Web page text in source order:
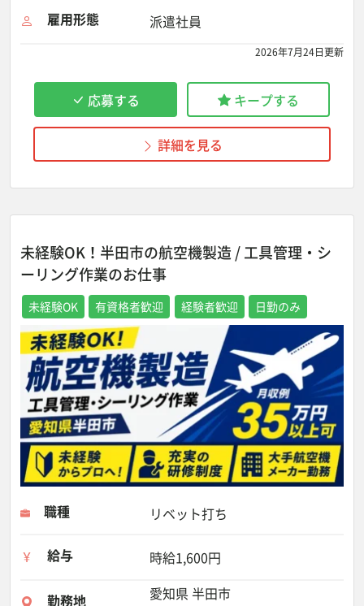
雇用形態 派遣社員
2026年7月24日更新
応募する キープする
詳細を見る
未経験OK！半田市の航空機製造 / 工具管理・シ
ーリング作業のお仕事
未経験OK 有資格者歓迎 経験者歓迎 日勤のみ
職種 リベット打ち
給与 時給1,600円
勤務地 愛知県 半田市